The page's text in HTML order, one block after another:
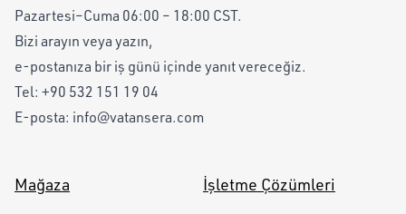
Pazartesi–Cuma 06:00 – 18:00 CST.
Bizi arayın veya yazın,
e-postanıza bir iş günü içinde yanıt vereceğiz.
Tel: +90 532 151 19 04
E-posta: info@vatansera.com
Mağaza İşletme Çözümleri